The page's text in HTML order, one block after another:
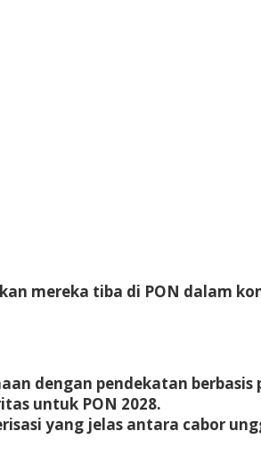
mereka tiba di PON dalam
dengan pendekatan
untuk PON 2028.
yang jelas antara cabor